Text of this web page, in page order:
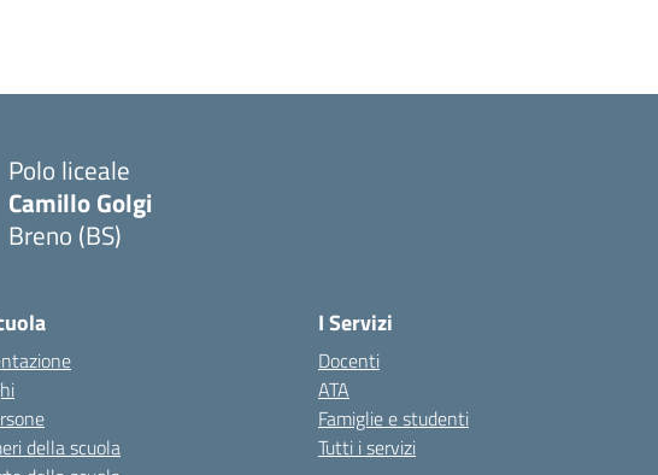
Polo liceale
Camillo Golgi
Breno (BS)
della scuola
I Servizi
Docenti
ATA
Famiglie e studenti
Tutti i servizi